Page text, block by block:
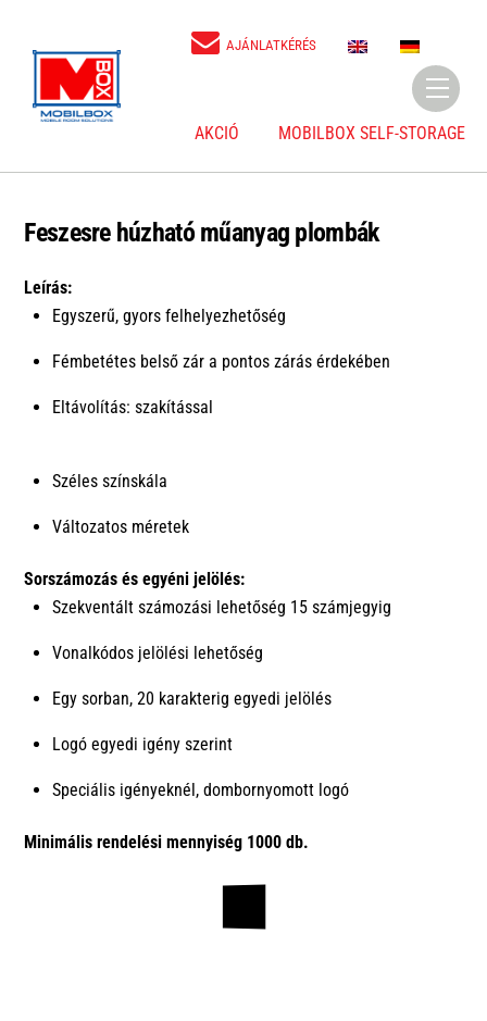
AJÁNLATKÉRÉS
E
D
Menu
AKCIÓ MOBILBOX SELF-STORAGE
Feszesre húzható műanyag plombák
Leírás:
Egyszerű, gyors felhelyezhetőség
Fémbetétes belső zár a pontos zárás érdekében
Eltávolítás: szakítással
Széles színskála
Változatos méretek
Sorszámozás és egyéni jelölés:
Szekventált számozási lehetőség 15 számjegyig
Vonalkódos jelölési lehetőség
Egy sorban, 20 karakterig egyedi jelölés
Logó egyedi igény szerint
Speciális igényeknél, dombornyomott logó
Minimális rendelési mennyiség 1000 db.